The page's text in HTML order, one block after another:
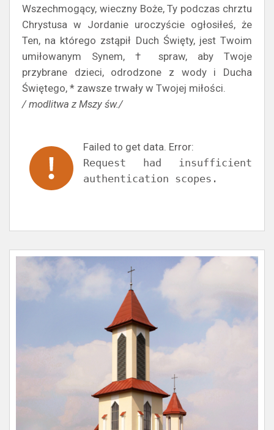
Wszechmogący, wieczny Boże, Ty podczas chrztu
Chrystusa w Jordanie uroczyście ogłosiłeś, że
Ten, na którego zstąpił Duch Święty, jest Twoim
umiłowanym Synem, † spraw, aby Twoje
przybrane dzieci, odrodzone z wody i Ducha
Świętego, * zawsze trwały w Twojej miłości.
/ modlitwa z Mszy św./
Failed to get data. Error:
Request had insufficient
authentication scopes.